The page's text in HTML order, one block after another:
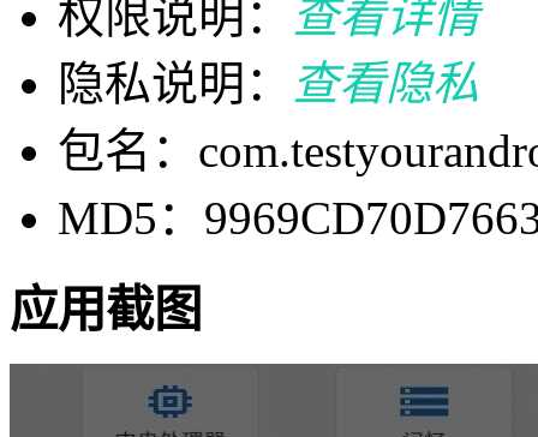
权限说明：
查看详情
隐私说明：
查看隐私
包名：
MD5：
应用截图